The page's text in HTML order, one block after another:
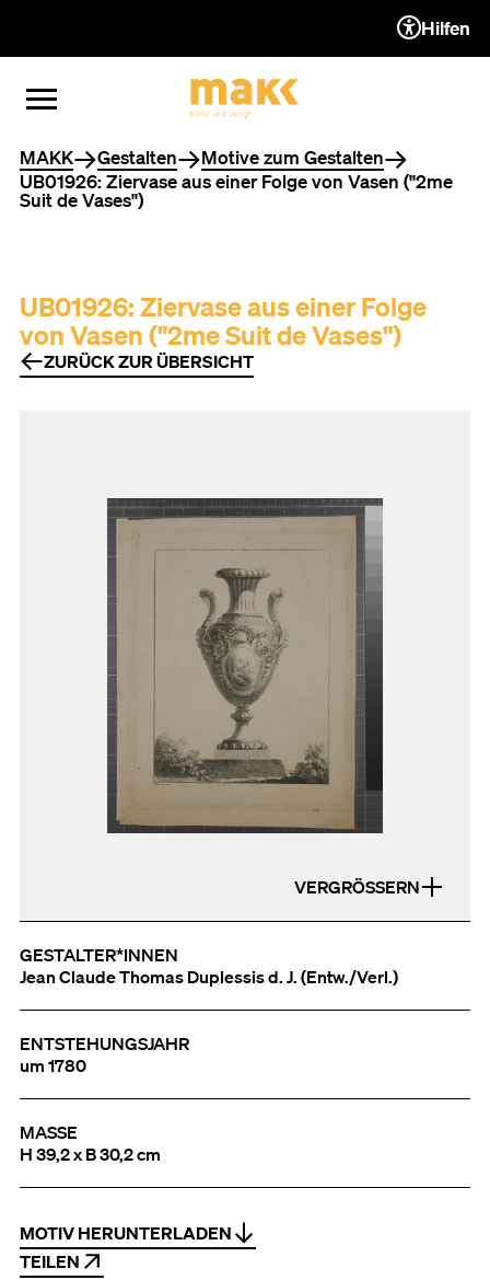
ZUM INHALT (ACCESSKEY 1)
ZUR NAVIGATION
ZUM FOOTER (ACCESSKEY 3)
MENÜ ÖFFNEN
MENÜ SCHLIESSEN
Hilfen
Sie befinden sich hier
MAKK Gestalten
Motive zum Gestalten
UB01926: Ziervase aus einer Folge von Vasen ("2me
Suit de Vases")
UB01926: Ziervase aus einer Folge
von Vasen ("2me Suit de Vases")
ZURÜCK ZUR ÜBERSICHT
VERGRÖSSERN
GESTALTER*INNEN
Jean Claude Thomas Duplessis d. J. (Entw./Verl.)
ENTSTEHUNGSJAHR
um 1780
MASSE
H 39,2 x B 30,2 cm
MOTIV HERUNTERLADEN
TEILEN